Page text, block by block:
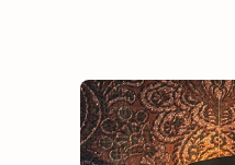
Calex Lampen
Draadlampen